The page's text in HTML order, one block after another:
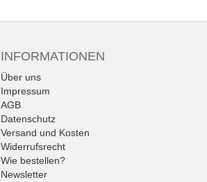
INFORMATIONEN
Über uns
Impressum
AGB
Datenschutz
Versand und Kosten
Widerrufsrecht
Wie bestellen?
Newsletter